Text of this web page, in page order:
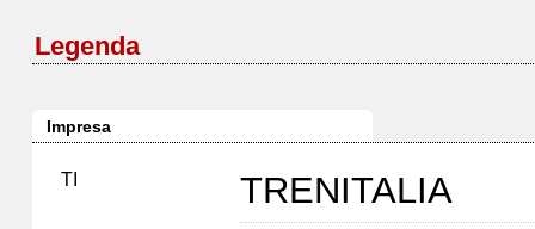
Legenda
Impresa
TI TRENITALIA